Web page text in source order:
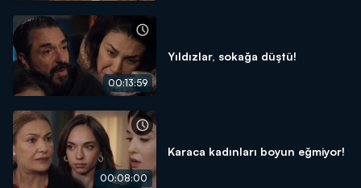
00:13:59
Yıldızlar, sokağa düştü!
00:08:00
Karaca kadınları boyun eğmiyor!